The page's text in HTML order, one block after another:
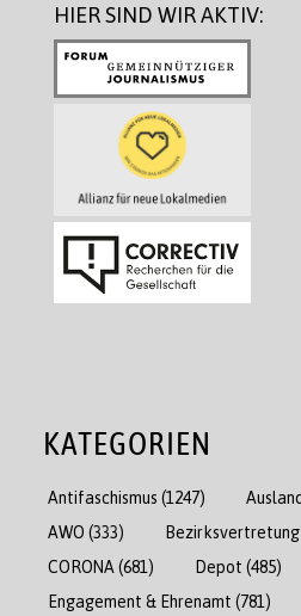
HIER SIND WIR AKTIV:
KATEGORIEN
Antifaschismus (1247)
AWO (333) Bezirksvertretung
CORONA (681) Depot (485)
Engagement & Ehrenamt (781)